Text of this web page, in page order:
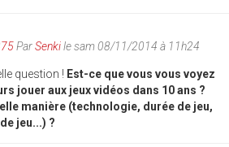
ParSenkile sam 08/11/2014 à 11h24
question ! Est-ce que vous vous voyez
jouer aux jeux vidéos dans 10 ans ?
manière (technologie, durée de jeu,
jeu...) ?